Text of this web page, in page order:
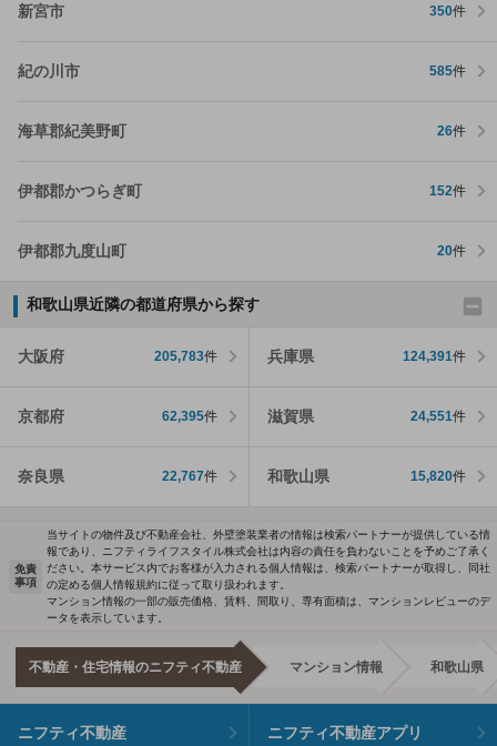
新宮市 350件
紀の川市 585件
海草郡紀美野町 26件
伊都郡かつらぎ町 152件
伊都郡九度山町 20件
和歌山県近隣の都道府県から探す
大阪府 205,783件 兵庫県 124,391件
京都府 62,395件 滋賀県 24,551件
奈良県 22,767件 和歌山県 15,820件
免責
事項
当サイトの物件及び不動産会社、外壁塗装業者の情報は検索パートナーが提供している情
報であり、ニフティライフスタイル株式会社は内容の責任を負わないことを予めご了承く
ださい。本サービス内でお客様が入力される個人情報は、検索パートナーが取得し、同社
の定める個人情報規約に従って取り扱われます。
マンション情報の一部の販売価格、賃料、間取り、専有面積は、マンションレビューのデ
ータを表示しています。
不動産・住宅情報のニフティ不動産 マンション情報 和歌山県
ニフティ不動産 ニフティ不動産アプリ